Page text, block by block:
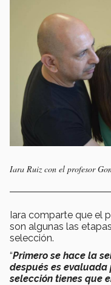
Iara Ruiz con el profesor
Iara comparte que el
son algunas las
selección.
“Primero se hace la
después es evaluada
selección tienes que